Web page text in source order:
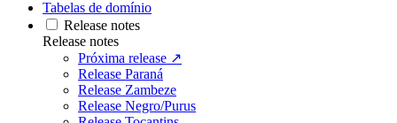
Tabelas de domínio
Release notes
Release notes
Próxima release ↗
Release Paraná
Release Zambeze
Release Negro/Purus